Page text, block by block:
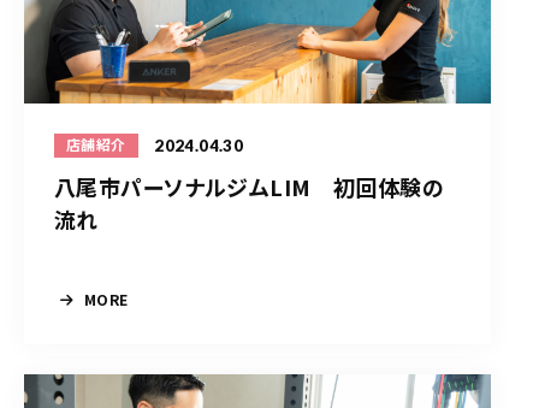
店舗紹介 2024.04.30
八尾市パーソナルジムLIM 初回体験の
流れ
MORE